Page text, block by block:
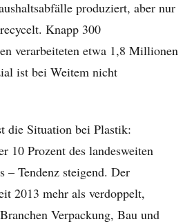
produziert, aber nur
Knapp 300
verarbeiteten etwa 1,8 Millionen
ist bei Weitem nicht
die Situation bei Plastik:
10 Prozent des landesweiten
– Tendenz steigend. Der
2013 mehr als verdoppelt,
Verpackung, Bau und